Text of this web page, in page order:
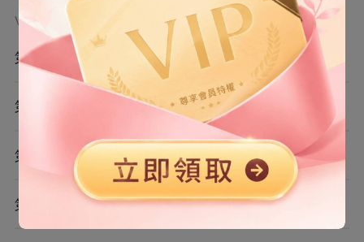
VIP章節可通過金幣購買提前點讀
第1章
第2章
第3章
第4章